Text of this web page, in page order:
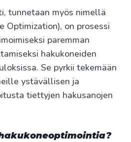
tunnetaan myös nimellä
Optimization), on prosessi
paremman
hakukoneiden
Se pyrkii tekemään
ystävällisen ja
tiettyjen hakusanojen